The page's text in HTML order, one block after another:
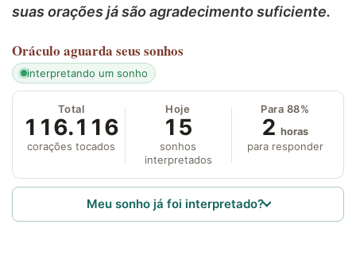
suas orações já são agradecimento suficiente.
Oráculo aguarda seus sonhos
interpretando um sonho
Total
116.116
corações tocados
Hoje
15
sonhos
interpretados
Para 88%
2 horas
para responder
Meu sonho já foi interpretado?